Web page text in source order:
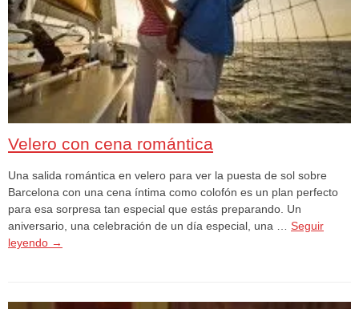
Velero con cena romántica
Una salida romántica en velero para ver la puesta de sol sobre
Barcelona con una cena íntima como colofón es un plan perfecto
para esa sorpresa tan especial que estás preparando. Un
aniversario, una celebración de un día especial, una … Seguir
leyendo →